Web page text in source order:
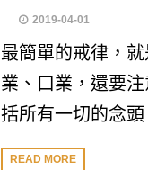
2019-04-01
最簡單的戒律，
業、口業，還要
括所有一切的念頭
READ MORE